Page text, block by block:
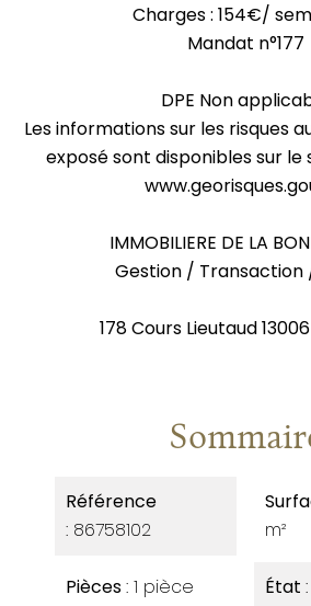
Charges : 154€/
Mandat n°177
DPE Non
Les informations sur les risques
exposé sont disponibles sur le
IMMOBILIERE DE LA
Gestion / Transaction
178 Cours Lieutaud
Référence
86758102
Pièces 1 pièce
m²
État